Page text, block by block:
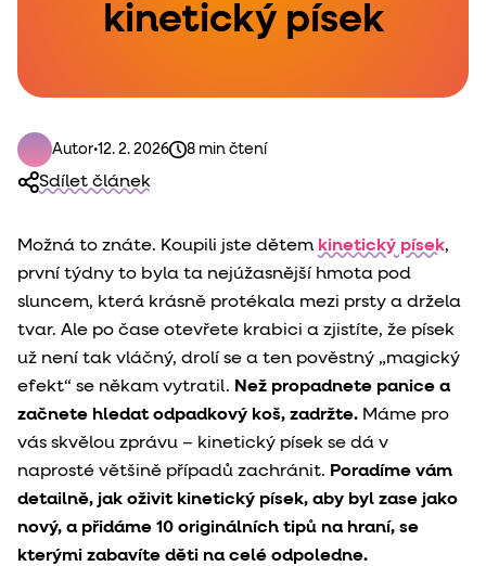
kinetický písek
Autor•12. 2. 2026 8 min čtení
Sdílet článek
Možná to znáte. Koupili jste dětem kinetický písek,
první týdny to byla ta nejúžasnější hmota pod
sluncem, která krásně protékala mezi prsty a držela
tvar. Ale po čase otevřete krabici a zjistíte, že písek
už není tak vláčný, drolí se a ten pověstný „magický
efekt“ se někam vytratil. Než propadnete panice a
začnete hledat odpadkový koš, zadržte. Máme pro
vás skvělou zprávu – kinetický písek se dá v
naprosté většině případů zachránit. Poradíme vám
detailně, jak oživit kinetický písek, aby byl zase jako
nový, a přidáme 10 originálních tipů na hraní, se
kterými zabavíte děti na celé odpoledne.